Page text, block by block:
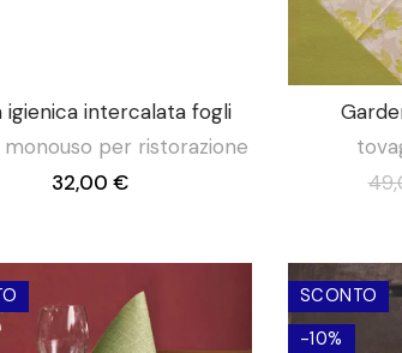
igienica intercalata fogli
per ristorazione
32,00 €
SCONTO
-10%